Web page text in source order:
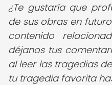
¿Te gustaría que
de sus obras en
contenido
déjanos tus
al leer las tragedias
tu tragedia favorita